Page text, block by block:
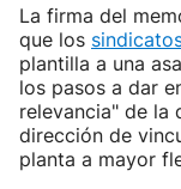
La firma del
que los
plantilla a una
los pasos a dar
relevancia" de la
dirección de
planta a mayor